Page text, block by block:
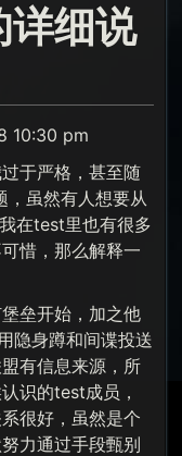
详细说
10:30 pm
于严格，甚至随
，虽然有人想要从
在test里也有很多
惜，那么解释一
垒开始，加之他
隐身蹲和间谍投送
有信息来源，所
识的test成员，
很好，虽然是个
力通过手段甄别